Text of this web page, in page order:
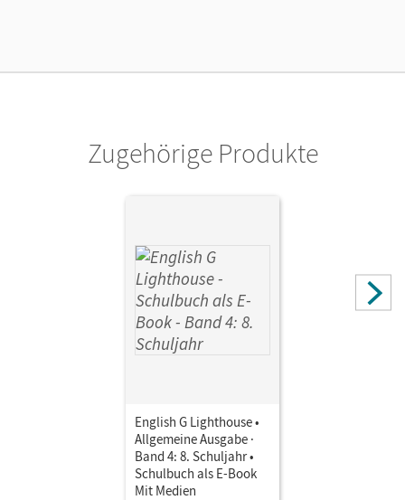
Zugehörige Produkte
English G Lighthouse •
Allgemeine Ausgabe ·
Band 4: 8. Schuljahr •
Schulbuch als E-Book
Mit Medien